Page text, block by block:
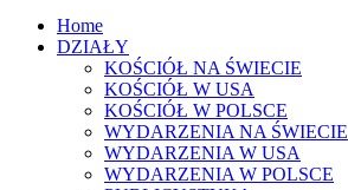
Home
DZIAŁY
KOŚCIÓŁ NA ŚWIECIE
KOŚCIÓŁ W USA
KOŚCIÓŁ W POLSCE
WYDARZENIA NA ŚWIECIE
WYDARZENIA W USA
WYDARZENIA W POLSCE